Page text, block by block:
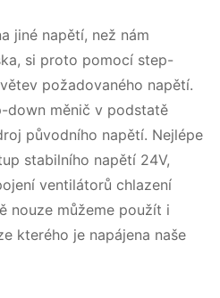
jiné napětí, než nám
si proto pomocí step-
požadovaného napětí.
down měnič v podstatě
původního napětí. Nejlépe
stabilního napětí 24V,
ventilátorů chlazení
nouze můžeme použít i
kterého je napájena naše